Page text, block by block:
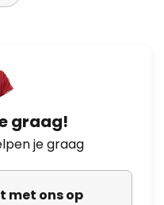
graag!
je graag
met ons op